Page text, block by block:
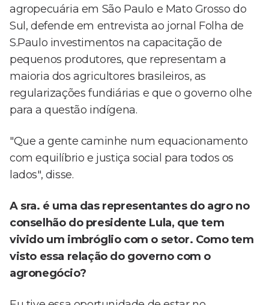
agropecuária em São Paulo e Mato Grosso do
Sul, defende em entrevista ao jornal Folha de
S.Paulo investimentos na capacitação de
pequenos produtores, que representam a
maioria dos agricultores brasileiros, as
regularizações fundiárias e que o governo olhe
para a questão indígena.
"Que a gente caminhe num equacionamento
com equilíbrio e justiça social para todos os
lados", disse.
A sra. é uma das representantes do agro no
conselhão do presidente Lula, que tem
vivido um imbróglio com o setor. Como tem
visto essa relação do governo com o
agronegócio?